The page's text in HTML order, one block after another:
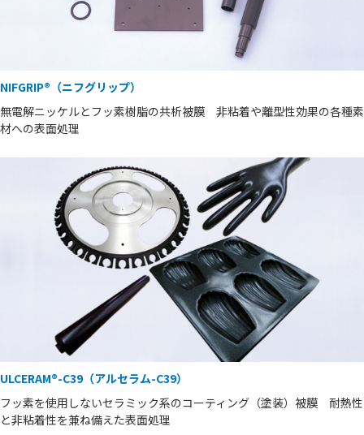
NIFGRIP®（ニフグリップ）
無電解ニッケルとフッ素樹脂の共析被膜 非粘着や離型性効果の各種素
材への表面処理
ULCERAM®-C39（アルセラム-C39）
フッ素を使用しないセラミック系のコーティング（塗装）被膜 耐熱性
と非粘着性を兼ね備えた表面処理